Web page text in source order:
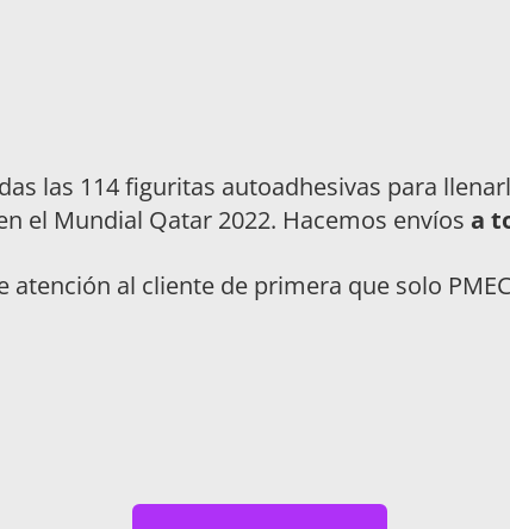
las 114 figuritas autoadhesivas para
el Mundial Qatar 2022. Hacemos envíos a
atención al cliente de primera que solo